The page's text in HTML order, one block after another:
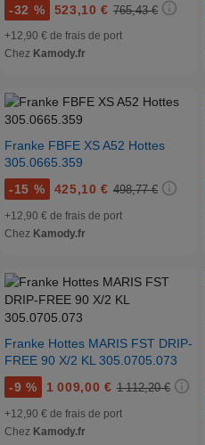
-32 % 523,10 € 765,43 €
+12,90 € de frais de port
Chez Kamody.fr
Franke FBFE XS A52 Hottes
305.0665.359
-15 % 425,10 € 498,77 €
+12,90 € de frais de port
Chez Kamody.fr
Franke Hottes MARIS FST DRIP-
FREE 90 X/2 KL 305.0705.073
-9 % 1 009,00 € 1 112,20 €
+12,90 € de frais de port
Chez Kamody.fr